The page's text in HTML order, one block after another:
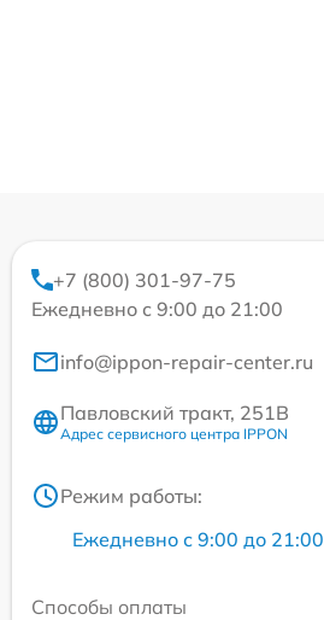
+7 (800) 301-97-75
Ежедневно с 9:00 до 21:00
info@ippon-repair-center.ru
Павловский тракт, 251В
Адрес сервисного центра IPPON
Режим работы:
Ежедневно с 9:00 до 21:00
Способы оплаты